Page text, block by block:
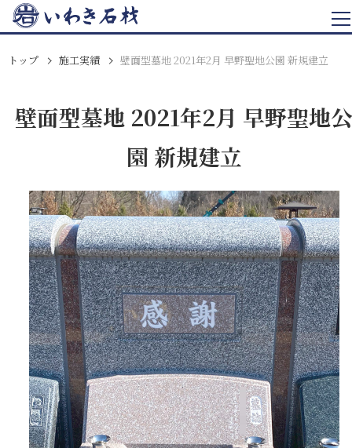
トップ 施工実績 壁面型墓地 2021年2月 早野聖地公園 新規建立
壁面型墓地 2021年2月 早野聖地公
園 新規建立